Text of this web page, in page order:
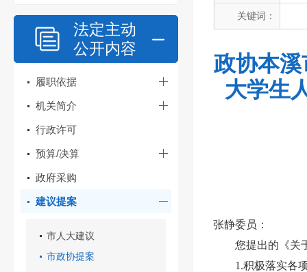
法定主动
公开内容
履职依据
机关简介
行政许可
预算/决算
政府采购
建议提案
市人大建议
市政协提案
关键词：
政协本
大学生
张静委员：
您提出的《关
1.积极落实各